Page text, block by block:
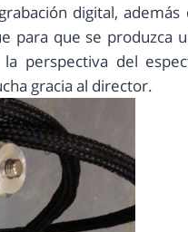
digital,
para que se produzca
perspectiva del
gracia al director.